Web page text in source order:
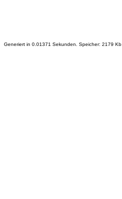
Generiert in 0.01371 Sekunden. Speicher: 2179 Kb